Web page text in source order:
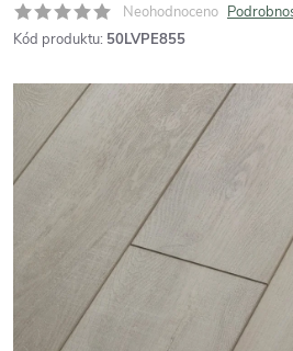
Neohodnoceno
Kód produktu: 50LVPE855